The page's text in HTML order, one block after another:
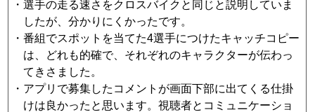
・選手の走る速さをクロスバイクと同じと説明していま
したが、分かりにくかったです。
・番組でスポットを当てた4選手につけたキャッチコピー
は、どれも的確で、それぞれのキャラクターが伝わっ
てきさました。
・アプリで募集したコメントが画面下部に出てくる仕掛
けは良かったと思います。視聴者とコミュニケーショ